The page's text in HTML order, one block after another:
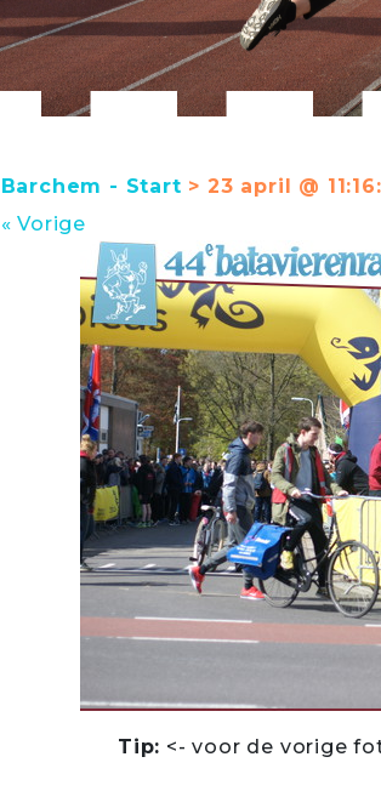
Barchem - Start > 23 april @
« Vorige
Tip: <- voor de vorige